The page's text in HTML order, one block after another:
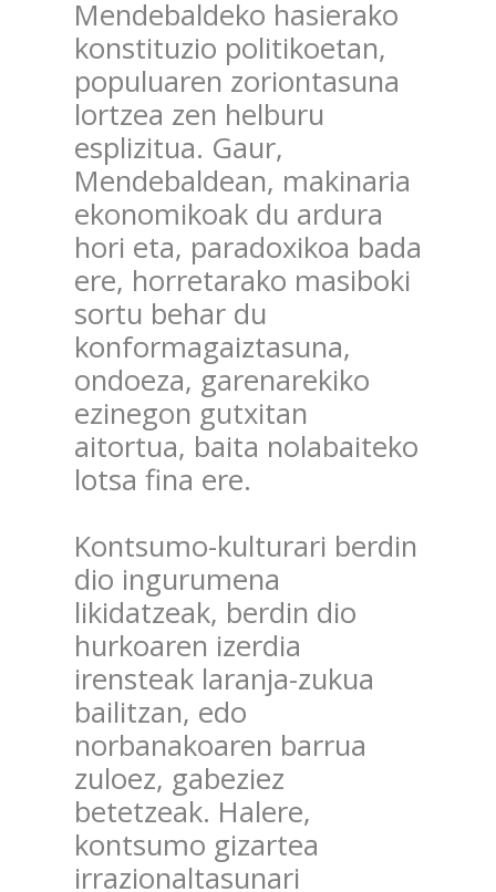
Mendebaldeko hasierako
konstituzio politikoetan,
populuaren zoriontasuna
lortzea zen helburu
esplizitua. Gaur,
Mendebaldean, makinaria
ekonomikoak du ardura
hori eta, paradoxikoa bada
ere, horretarako masiboki
sortu behar du
konformagaiztasuna,
ondoeza, garenarekiko
ezinegon gutxitan
aitortua, baita nolabaiteko
lotsa fina ere.
Kontsumo-kulturari berdin
dio ingurumena
likidatzeak, berdin dio
hurkoaren izerdia
irensteak laranja-zukua
bailitzan, edo
norbanakoaren barrua
zuloez, gabeziez
betetzeak. Halere,
kontsumo gizartea
irrazionaltasunari